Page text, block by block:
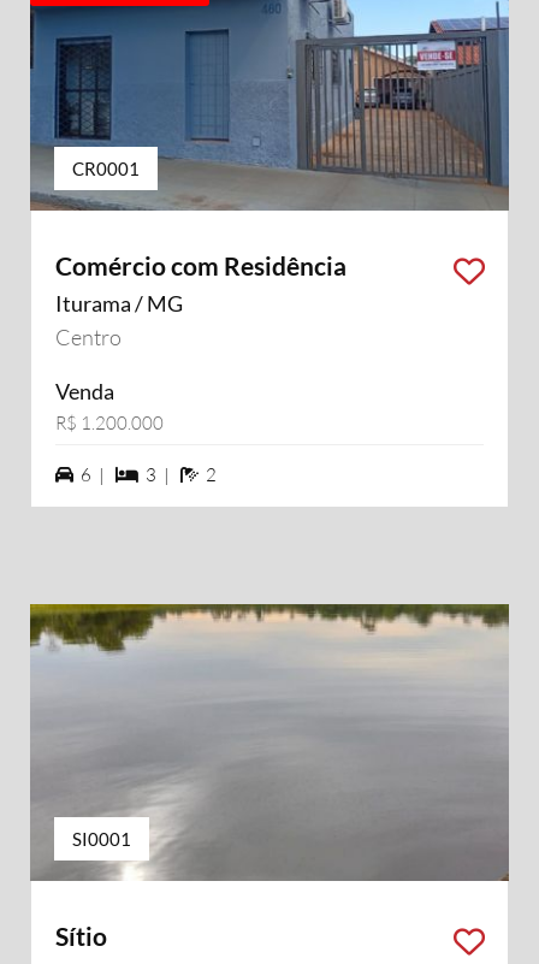
CR0001
Comércio com Residência
Iturama / MG
Centro
Venda
R$ 1.200.000
6 vagas na garagem
6 | 3 dormiórios
3 | 2 banheiros
2
SI0001
Sítio